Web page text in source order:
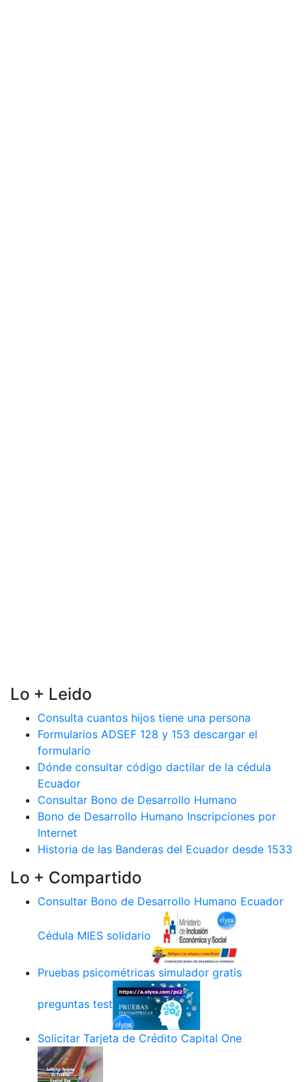
Lo + Leido
Consulta cuantos hijos tiene una persona
Formularios ADSEF 128 y 153 descargar el
formulario
Dónde consultar código dactilar de la cédula
Ecuador
Consultar Bono de Desarrollo Humano
Bono de Desarrollo Humano Inscripciones por
Internet
Historia de las Banderas del Ecuador desde 1533
Lo + Compartido
Consultar Bono de Desarrollo Humano Ecuador
Cédula MIES solidario
Pruebas psicométricas simulador gratis
preguntas test
Solicitar Tarjeta de Crédito Capital One